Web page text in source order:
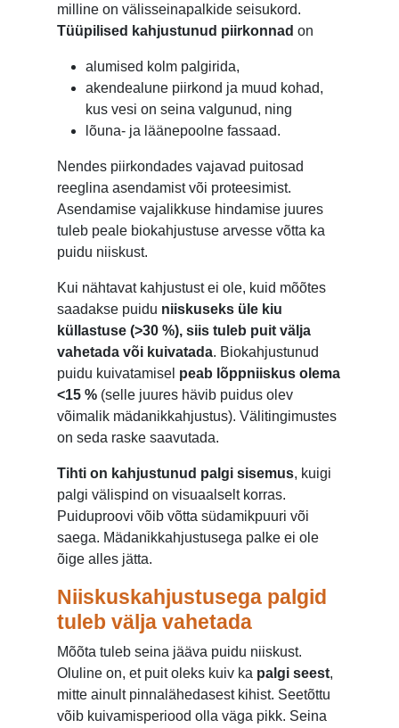
milline on välisseinapalkide seisukord.
Tüüpilised kahjustunud piirkonnad on
alumised kolm palgirida,
akendealune piirkond ja muud kohad,
kus vesi on seina valgunud, ning
lõuna- ja läänepoolne fassaad.
Nendes piirkondades vajavad puitosad
reeglina asendamist või proteesimist.
Asendamise vajalikkuse hindamise juures
tuleb peale biokahjustuse arvesse võtta ka
puidu niiskust.
Kui nähtavat kahjustust ei ole, kuid mõõtes
saadakse puidu niiskuseks üle kiu
küllastuse (>30 %), siis tuleb puit välja
vahetada või kuivatada. Biokahjustunud
puidu kuivatamisel peab lõppniiskus olema
<15 % (selle juures hävib puidus olev
võimalik mädanikkahjustus). Välitingimustes
on seda raske saavutada.
Tihti on kahjustunud palgi sisemus, kuigi
palgi välispind on visuaalselt korras.
Puiduproovi võib võtta südamikpuuri või
saega. Mädanikkahjustusega palke ei ole
õige alles jätta.
Niiskuskahjustusega palgid
tuleb välja vahetada
Mõõta tuleb seina jääva puidu niiskust.
Oluline on, et puit oleks kuiv ka palgi seest,
mitte ainult pinnalähedasest kihist. Seetõttu
võib kuivamisperiood olla väga pikk. Seina